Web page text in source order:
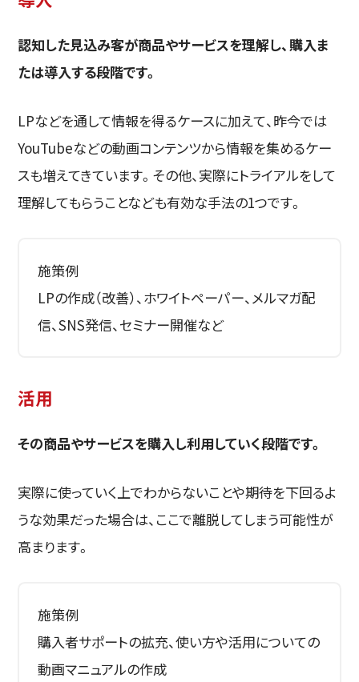
認知した見込み客が商品やサービスを理解し、購入ま
たは導入する段階です。
LPなどを通して情報を得るケースに加えて、昨今では
YouTubeなどの動画コンテンツから情報を集めるケー
スも増えてきています。その他、実際にトライアルをして
理解してもらうことなども有効な手法の1つです。
施策例
LPの作成（改善）、ホワイトペーパー、メルマガ配
信、SNS発信、セミナー開催など
活用
その商品やサービスを購入し利用していく段階です。
実際に使っていく上でわからないことや期待を下回るよ
うな効果だった場合は、ここで離脱してしまう可能性が
高まります。
施策例
購入者サポートの拡充、使い方や活用についての
動画マニュアルの作成